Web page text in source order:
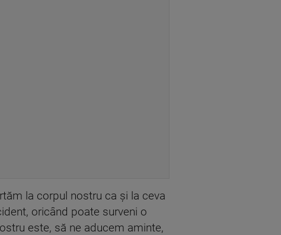
la corpul nostru ca şi la ceva
oricând poate surveni o
este, să ne aducem aminte,